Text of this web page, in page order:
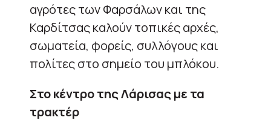
αγρότες των Φαρσάλων και της
Καρδίτσας καλούν τοπικές αρχές,
σωματεία, φορείς, συλλόγους και
πολίτες στο σημείο του μπλόκου.
Στο κέντρο της Λάρισας με τα
τρακτέρ